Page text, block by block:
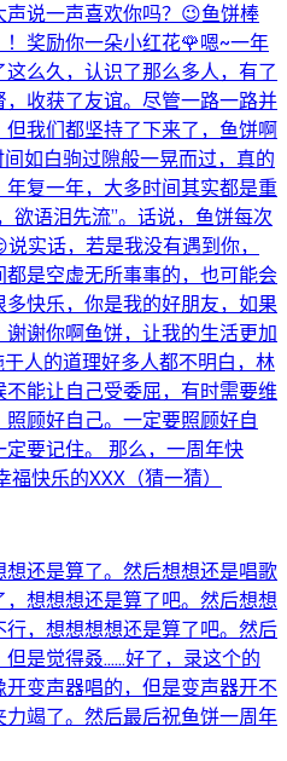
说一声喜欢你吗？😉鱼饼棒
奖励你一朵小红花🌹嗯~一年
么久，认识了那么多人，有了
收获了友谊。尽管一路一路并
我们都坚持了下来了，鱼饼啊
如白驹过隙般一晃而过，真的
复一年，大多时间其实都是重
欲语泪先流”。话说，鱼饼每次
实话，若是我没有遇到你，
是空虚无所事事的，也可能会
快乐，你是我的好朋友，如果
谢你啊鱼饼，让我的生活更加
人的道理好多人都不明白，林
能让自己受委屈，有时需要维
顾好自己。一定要照顾好自
要记住。 那么，一周年快
快乐的XXX（猜一猜）
还是算了。然后想想还是唱歌
想想想还是算了吧。然后想想
，想想想想还是算了吧。然后
是觉得叒……好了，录这个的
变声器唱的，但是变声器开不
竭了。然后最后祝鱼饼一周年